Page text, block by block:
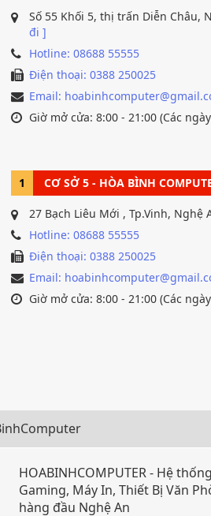
Số 55 Khối 5, thị trấn Diễn Châu,
đi ]
Hotline: 08688 55555
Điện thoại: 0388 250025
Email:
Giờ mở cửa: 8:00 - 21:00 (Các
1 CƠ SỞ 5 - HÒA BÌNH
27 Bạch Liêu Mới , Tp.Vinh, Nghệ
Hotline: 08688 55555
Điện thoại: 0388 250025
Email:
Giờ mở cửa: 8:00 - 21:00 (Các
HOABINHCOMPUTER - Hệ
Gaming, Máy In, Thiết Bị Văn
hàng đầu Nghệ An